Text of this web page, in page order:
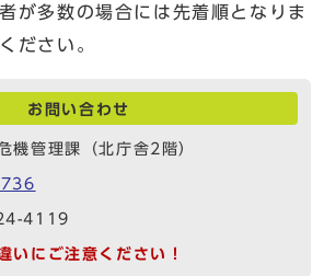
多数の場合には先着順となりま
ださい。
お問い合わせ
機管理課（北庁舎2階）
4119
いにご注意ください！